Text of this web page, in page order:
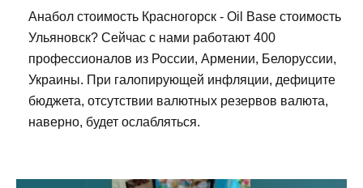
Анабол стоимость Красногорск - Oil Base стоимость
Ульяновск? Сейчас с нами работают 400
профессионалов из России, Армении, Белоруссии,
Украины. При галопирующей инфляции, дефиците
бюджета, отсутствии валютных резервов валюта,
наверно, будет ослабляться.